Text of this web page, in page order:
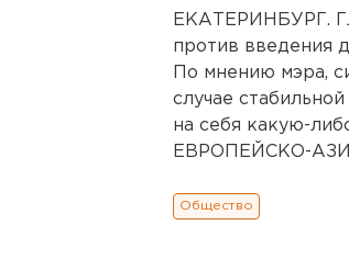
ЕКАТЕРИНБУРГ.
против введения
По мнению мэра,
случае
на себя какую-
ЕВРОПЕЙСКО-
Общество